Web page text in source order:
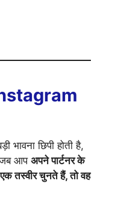
भावना छिपी होती है,
जब आप अपने पार्टनर के
तस्वीर चुनते हैं, तो वह